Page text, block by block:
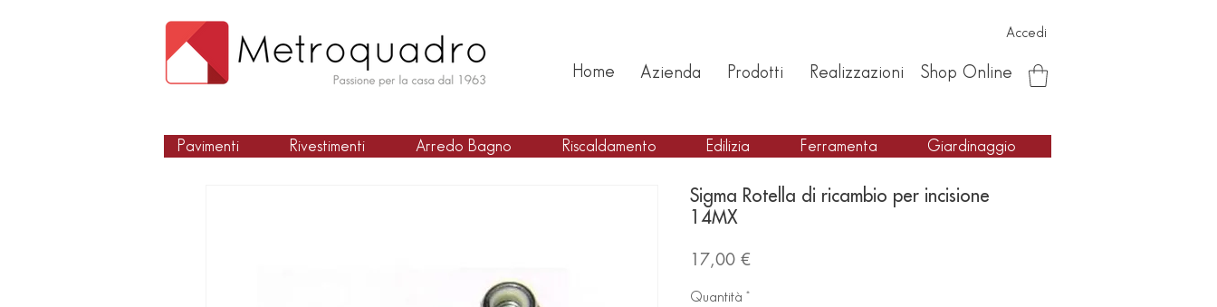
Accedi
Home Azienda Prodotti Realizzazioni Shop Online
Pavimenti Rivestimenti Arredo Bagno Riscaldamento Edilizia Ferramenta Giardinaggio
Sigma Rotella di ricambio per incisione
14MX
17,00 €Prezzo
Quantità *